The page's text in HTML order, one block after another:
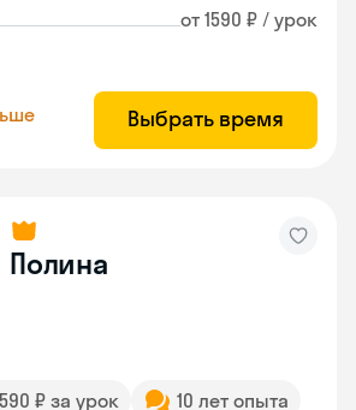
от 1590 ₽ / урок
Выбрать время
Полина
₽ за урок
10 лет опыта